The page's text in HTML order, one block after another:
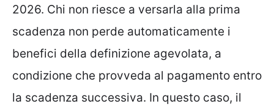
2026. Chi non riesce a versarla alla prima
scadenza non perde automaticamente i
benefici della definizione agevolata, a
condizione che provveda al pagamento entro
la scadenza successiva. In questo caso, il